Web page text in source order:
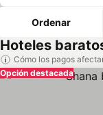
Ordenar
Hoteles
Cómo los pagos
Opción destacada